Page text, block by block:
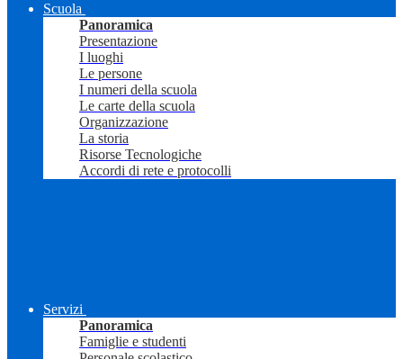
Scuola
Panoramica
Presentazione
I luoghi
Le persone
I numeri della scuola
Le carte della scuola
Organizzazione
La storia
Risorse Tecnologiche
Accordi di rete e protocolli
Servizi
Panoramica
Famiglie e studenti